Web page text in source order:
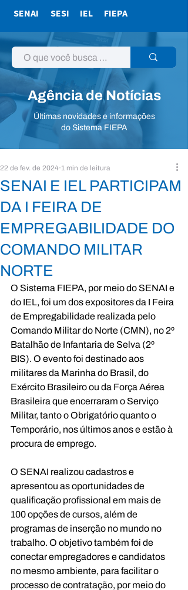
SENAI SESI IEL FIEPA
Agência de Notícias
Últimas novidades e informações
do Sistema FIEPA
SENAI E IEL PARTICIPAM
DA I FEIRA DE
EMPREGABILIDADE DO
COMANDO MILITAR
NORTE
22 de fev. de 2024 1 min de leitura
O Sistema FIEPA, por meio do SENAI e
do IEL, foi um dos expositores da I Feira
de Empregabilidade realizada pelo
Comando Militar do Norte (CMN), no 2º
Batalhão de Infantaria de Selva (2º
BIS). O evento foi destinado aos
militares da Marinha do Brasil, do
Exército Brasileiro ou da Força Aérea
Brasileira que encerraram o Serviço
Militar, tanto o Obrigatório quanto o
Temporário, nos últimos anos e estão à
procura de emprego.
O SENAI realizou cadastros e
apresentou as oportunidades de
qualificação profissional em mais de
100 opções de cursos, além de
programas de inserção no mundo no
trabalho. O objetivo também foi de
conectar empregadores e candidatos
no mesmo ambiente, para facilitar o
processo de contratação, por meio do